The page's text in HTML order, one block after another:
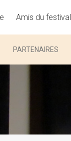
Amis du festival
PARTENAIRES